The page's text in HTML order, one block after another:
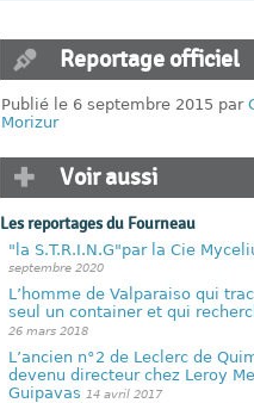
Reportage officiel
Publié le 6 septembre 2015 par
Morizur
Voir aussi
Les reportages du Fourneau
"la S.T.R.I.N.G"par la Cie
septembre 2020
L’homme de Valparaiso qui
seul un container et qui
26 mars 2018
L’ancien n°2 de Leclerc de
devenu directeur chez Leroy
Guipavas 14 avril 2017